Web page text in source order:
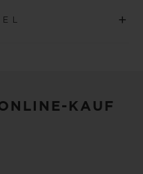
und gewährleisten
+
KAUF